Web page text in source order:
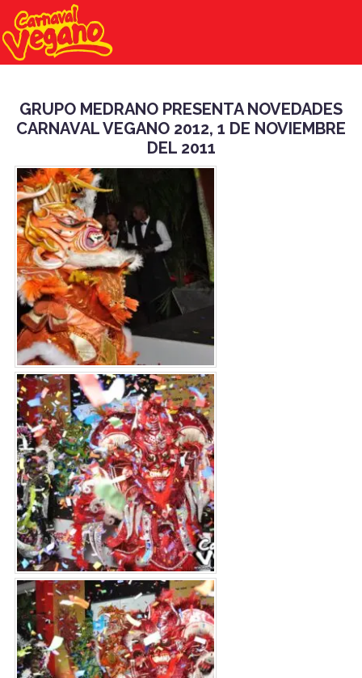
GRUPO MEDRANO PRESENTA NOVEDADES
CARNAVAL VEGANO 2012, 1 DE NOVIEMBRE
DEL 2011